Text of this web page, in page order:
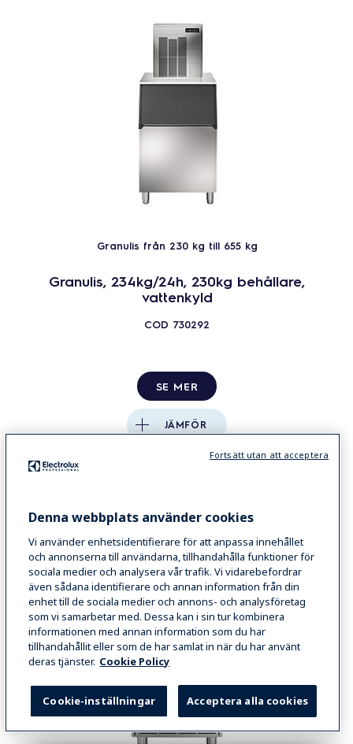
Granulis från 230 kg till 655 kg
Granulis, 234kg/24h, 230kg behållare,
vattenkyld
COD 730292
SE MER
JÄMFÖR
Denna webbplats använder cookies
Vi använder enhetsidentifierare för att anpassa innehållet
och annonserna till användarna, tillhandahålla funktioner för
sociala medier och analysera vår trafik. Vi vidarebefordrar
även sådana identifierare och annan information från din
enhet till de sociala medier och annons- och analysföretag
som vi samarbetar med. Dessa kan i sin tur kombinera
informationen med annan information som du har
tillhandahållit eller som de har samlat in när du har använt
deras tjänster. Cookie Policy
Acceptera alla cookies
Cookie-inställningar
Fortsätt utan att acceptera